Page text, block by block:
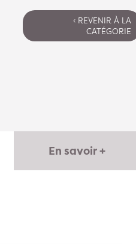
‹ REVENIR À LA
CATÉGORIE
En savoir +